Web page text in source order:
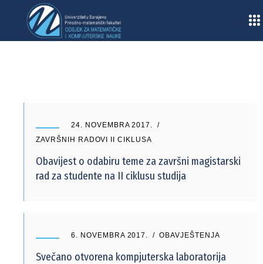
24. NOVEMBRA 2017.
ZAVRŠNIH RADOVI II CIKLUSA
Obavijest o odabiru teme za završni magistarski
rad za studente na II ciklusu studija
6. NOVEMBRA 2017. OBAVJEŠTENJA
Svečano otvorena kompjuterska laboratorija